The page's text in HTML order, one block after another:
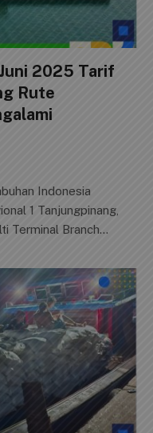
2025 Tarif
Rute
Indonesia
1 Tanjungpinang,
Terminal Branch…